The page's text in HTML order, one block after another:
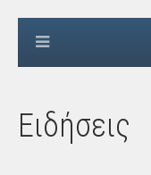
Ειδήσεις